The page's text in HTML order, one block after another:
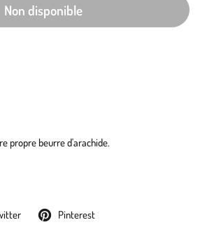
Non disponible
propre beurre d'arachide.
Pinterest